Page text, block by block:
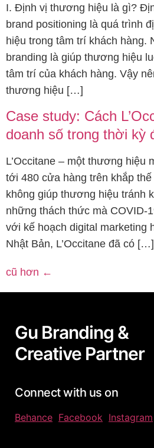
I. Định vị thương hiệu là gì?
brand positioning là quá trình
hiệu trong tâm trí khách hàng.
branding là giúp thương hiệu
tâm trí của khách hàng. Vậy
thương hiệu […]
Case study: Cách
doanh số trong thời kỳ
L’Occitane – một thương hiệu
tới 480 cửa hàng trên khắp
không giúp thương hiệu tránh
những thách thức mà COVID-
với kế hoạch digital marketing
Nhật Bản, L’Occitane đã có […]
cũ hơn ←
Gu Branding &
Creative Partner
Connect with us on
Behance Facebook Instagram